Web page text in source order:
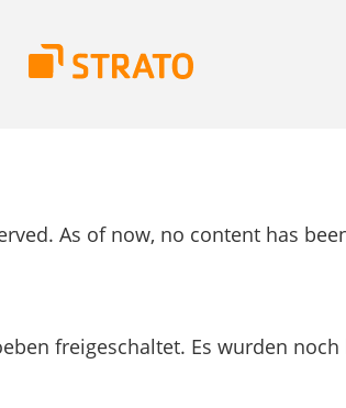
As of now, no content has
freigeschaltet. Es wurden noch